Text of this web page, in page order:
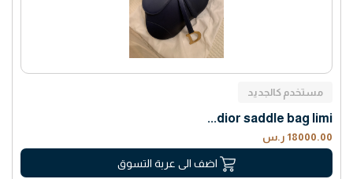
مستخدم كالجديد
dior saddle bag limi...
18000.00 ر.س
اضف الى عربة التسوق